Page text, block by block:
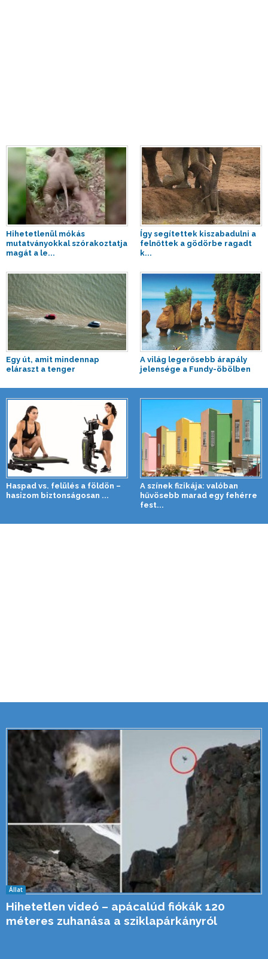
Hihetetlenül mókás
mutatványokkal szórakoztatja
magát a le...
Így segítettek kiszabadulni a
felnőttek a gödörbe ragadt
k...
Egy út, amit mindennap
eláraszt a tenger
A világ legerősebb árapály
jelensége a Fundy-öbölben
Haspad vs. felülés a földön –
hasizom biztonságosan ...
A színek fizikája: valóban
hűvösebb marad egy fehérre
fest...
Állat
Hihetetlen videó – apácalúd fiókák 120
méteres zuhanása a sziklapárkányról